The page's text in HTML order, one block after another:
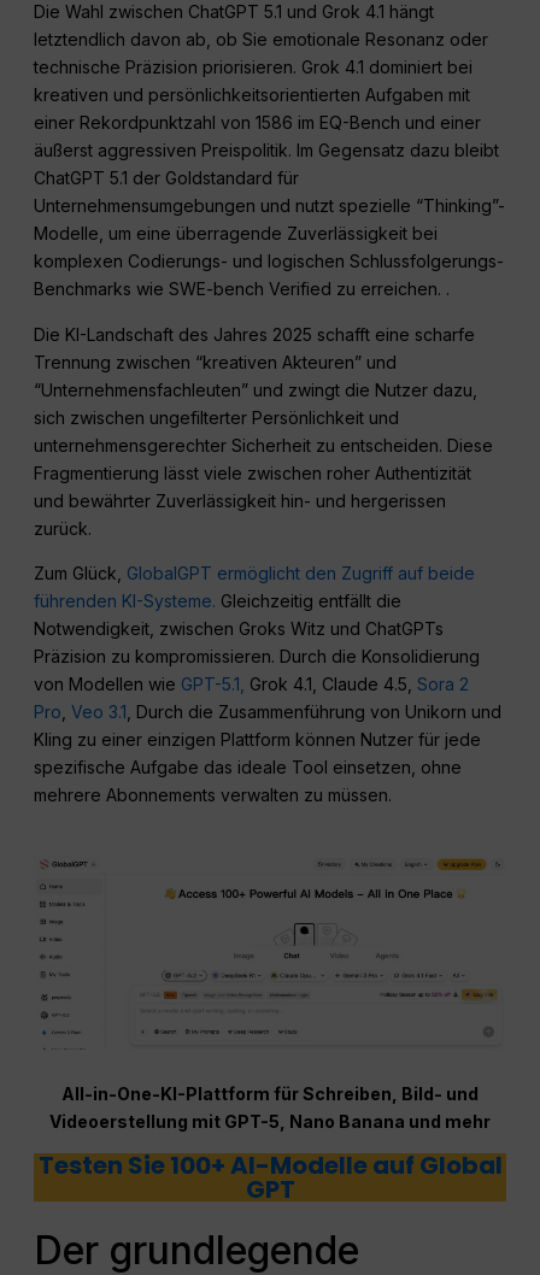
Die Wahl zwischen ChatGPT 5.1 und Grok 4.1 hängt
letztendlich davon ab, ob Sie emotionale Resonanz oder
technische Präzision priorisieren. Grok 4.1 dominiert bei
kreativen und persönlichkeitsorientierten Aufgaben mit
einer Rekordpunktzahl von 1586 im EQ-Bench und einer
äußerst aggressiven Preispolitik. Im Gegensatz dazu bleibt
ChatGPT 5.1 der Goldstandard für
Unternehmensumgebungen und nutzt spezielle “Thinking”-
Modelle, um eine überragende Zuverlässigkeit bei
komplexen Codierungs- und logischen Schlussfolgerungs-
Benchmarks wie SWE-bench Verified zu erreichen. .
Die KI-Landschaft des Jahres 2025 schafft eine scharfe
Trennung zwischen “kreativen Akteuren” und
“Unternehmensfachleuten” und zwingt die Nutzer dazu,
sich zwischen ungefilterter Persönlichkeit und
unternehmensgerechter Sicherheit zu entscheiden. Diese
Fragmentierung lässt viele zwischen roher Authentizität
und bewährter Zuverlässigkeit hin- und hergerissen
zurück.
Zum Glück, GlobalGPT ermöglicht den Zugriff auf beide
führenden KI-Systeme. Gleichzeitig entfällt die
Notwendigkeit, zwischen Groks Witz und ChatGPTs
Präzision zu kompromissieren. Durch die Konsolidierung
von Modellen wie GPT-5.1, Grok 4.1, Claude 4.5,Sora 2
Pro ,Veo 3.1 , Durch die Zusammenführung von Unikorn und
Kling zu einer einzigen Plattform können Nutzer für jede
spezifische Aufgabe das ideale Tool einsetzen, ohne
mehrere Abonnements verwalten zu müssen.
All-in-One-KI-Plattform für Schreiben, Bild- und
Videoerstellung mit GPT-5, Nano Banana und mehr
Testen Sie 100+ AI-Modelle auf Global
GPT
Der grundlegende